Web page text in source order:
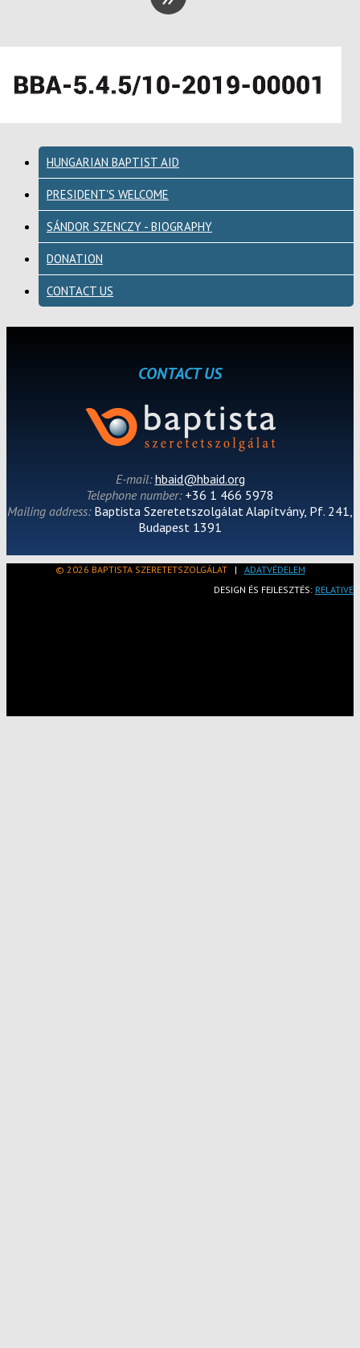
HUNGARIAN BAPTIST AID
PRESIDENT'S WELCOME
SÁNDOR SZENCZY - BIOGRAPHY
DONATION
CONTACT US
CONTACT US
E-mail:hbaid@hbaid.org
Telephone number: +36 1 466 5978
Mailing address: Baptista Szeretetszolgálat Alapítvány, Pf. 241,
Budapest 1391
© 2026 BAPTISTA SZERETETSZOLGÁLAT| ADATVÉDELEM
DESIGN ÉS FEJLESZTÉS: RELATIVE